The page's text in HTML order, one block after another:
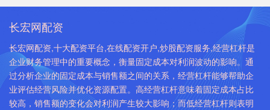
长宏网配资
长宏网配资,十大配资平台,在线配资开户,炒股配资服务,经营杠杆是
企业财务管理中的重要概念，衡量固定成本对利润波动的影响。通
过分析企业的固定成本与销售额之间的关系，经营杠杆能够帮助企
业评估经营风险并优化资源配置。高经营杠杆意味着固定成本占比
较高，销售额的变化会对利润产生较大影响；而低经营杠杆则表明